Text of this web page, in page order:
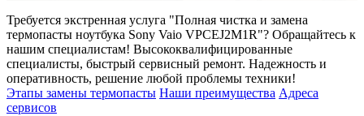
Требуется экстренная услуга "Полная чистка и замена
термопасты ноутбука Sony Vaio VPCEJ2M1R"? Обращайтесь к
нашим специалистам! Высококвалифицированные
специалисты, быстрый сервисный ремонт. Надежность и
оперативность, решение любой проблемы техники!
Этапы замены термопасты Наши преимущества Адреса
сервисов